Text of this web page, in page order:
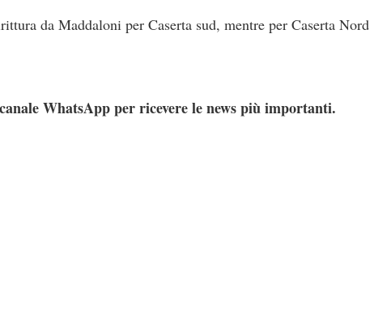
da Maddaloni per Caserta sud, mentre per Caserta Nord
WhatsApp per ricevere le news più importanti.